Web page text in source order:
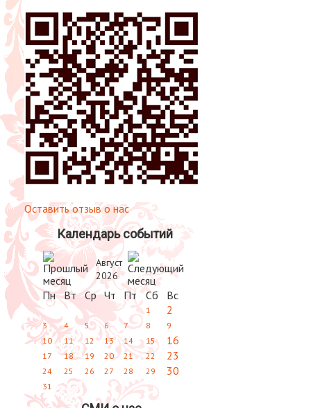
Оставить отзыв о нас
Календарь событий
Август
2026
Пн Вт Ср Чт Пт Сб Вс
1 2
3 4 5 6 7 8
9
10
11 12 13 14 15 16
17 18 19 20 21 22 23
24 25 26 27 28 29 30
31